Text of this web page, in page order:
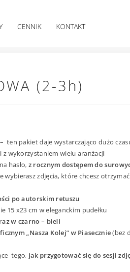
CENNIK KONTAKT
(2-3h)
ten pakiet daje wystarczająco dużo
z wykorzystaniem wielu aranżacji
hasło, z rocznym dostępem do
wybierasz zdjęcia, które chcesz
po autorskim retuszu
15 x23 cm w eleganckim pudełku
w czarno – bieli
„Nasza Kolej” w Piasecznie(bez
tego, jak przygotować się do sesji